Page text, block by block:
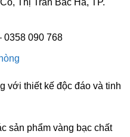
0358 090 768
với thiết kế độc đáo và tinh
sản phẩm vàng bạc chất